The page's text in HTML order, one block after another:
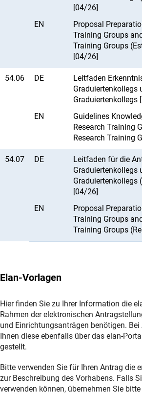
[04/26]
EN
Proposal
Training Groups
Training Groups
[04/26]
54.06 DE
Leitfaden
Graduiertenkollegs
Graduiertenkollegs
EN
Guidelines
Research Training
Research Training
54.07 DE
Leitfaden für die
Graduiertenkollegs
Graduiertenkollegs
[04/26]
EN
Proposal
Training Groups
Training Groups
Elan-Vorlagen
Hier finden Sie zu Ihrer Information die
Rahmen der elektronischen
und Einrichtungsanträgen benötigen.
Ihnen diese ebenfalls über das elan-
gestellt.
Bitte verwenden Sie für Ihren Antrag die
zur Beschreibung des Vorhabens. Falls
verwenden können, übernehmen Sie